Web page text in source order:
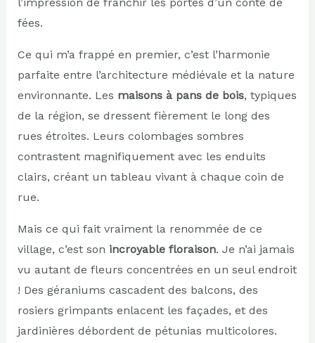
fées.
Ce qui m’a frappé en premier, c’est l’harmonie
parfaite entre l’architecture médiévale et la nature
environnante. Les maisons à pans de bois, typiques
de la région, se dressent fièrement le long des
rues étroites. Leurs colombages sombres
contrastent magnifiquement avec les enduits
clairs, créant un tableau vivant à chaque coin de
rue.
Mais ce qui fait vraiment la renommée de ce
village, c’est son incroyable floraison. Je n’ai jamais
vu autant de fleurs concentrées en un seul endroit
! Des géraniums cascadent des balcons, des
rosiers grimpants enlacent les façades, et des
jardinières débordent de pétunias multicolores.